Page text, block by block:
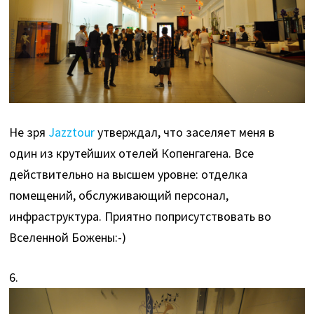
Не зря Jazztourутверждал, что заселяет меня в
один из крутейших отелей Копенгагена. Все
действительно на высшем уровне: отделка
помещений, обслуживающий персонал,
инфраструктура. Приятно поприсутствовать во
Вселенной Божены:-)
6.